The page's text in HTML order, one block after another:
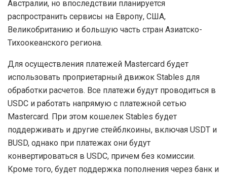
Австралии, но впоследствии планируется
распространить сервисы на Европу, США,
Великобританию и большую часть стран Азиатско-
Тихоокеанского региона.
Для осуществления платежей Mastercard будет
использовать проприетарный движок Stables для
обработки расчетов. Все платежи будут проводиться в
USDC и работать напрямую с платежной сетью
Mastercard. При этом кошелек Stables будет
поддерживать и другие стейблкоины, включая USDT и
BUSD, однако при платежах они будут
конвертироваться в USDC, причем без комиссии.
Кроме того, будет поддержка пополнения через банк и